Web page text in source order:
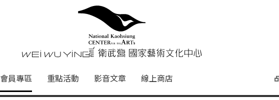
衛武營國家藝術文化中
會員專區 重點活動 影音文章 線上商店